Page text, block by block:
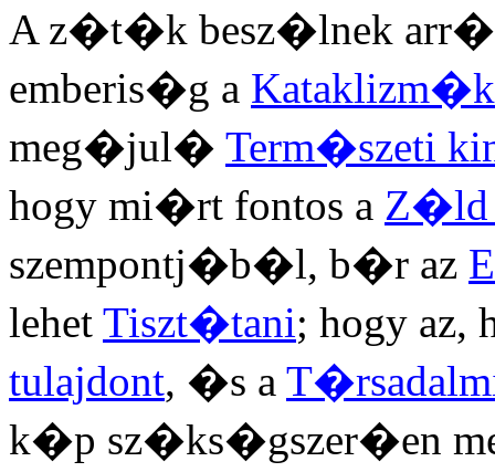
A z�t�k besz�lnek arr�l,
emberis�g a
meg�jul� Term�szeti
hogy mi�rt fontos a
szempontj�b�l, b�r az
lehet Tiszt�tani; hogy
tulajdont, �s a
k�p sz�ks�gszer�en